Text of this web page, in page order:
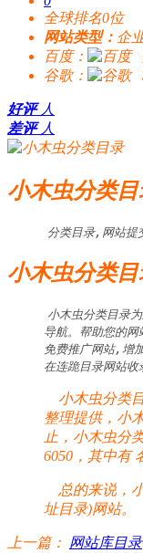
全球排名0位
网站类型： 企
百度：
谷歌：
好评 人
差评 人
小木虫分类
分类目录,网站
小木虫分类
小木虫分类目录
导航。帮助您的
免费推广网站,增
在连跪目录网站收
小木虫分类
整理提供，小
止，小木虫分
6050，其中有
总的来说，
址目录)网站。
上一篇： 网站库目录